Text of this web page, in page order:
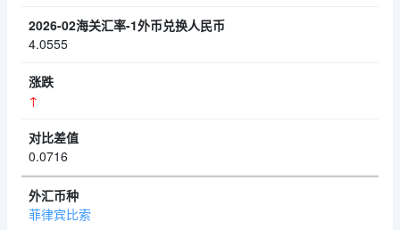
4.0555
↑
0.0716
菲律宾比索